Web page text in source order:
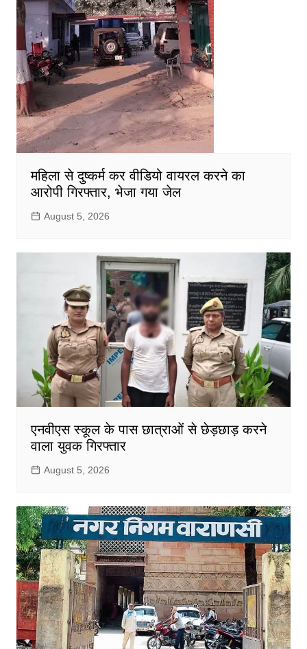
महिला से दुष्कर्म कर वीडियो वायरल करने का
आरोपी गिरफ्तार, भेजा गया जेल
August 5, 2026
एनवीएस स्कूल के पास छात्राओं से छेड़छाड़ करने
वाला युवक गिरफ्तार
August 5, 2026